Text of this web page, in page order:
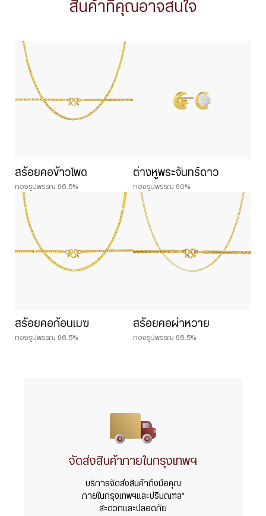
สินค้าที่คุณอาจสนใจ
สร้อยคอข้าวโพด
ทองรูปพรรณ 96.5%
ต่างหูพระจันทร์ดาว
ทองรูปพรรณ 90%
สร้อยคอก้อนเมฆ
ทองรูปพรรณ 96.5%
สร้อยคอผ่าหวาย
ทองรูปพรรณ 96.5%
จัดส่งสินค้าภายในกรุงเทพฯ
บริการจัดส่งสินค้าถึงมือคุณ
ภายในกรุงเทพฯและปริมณฑล*
สะดวกและปลอดภัย